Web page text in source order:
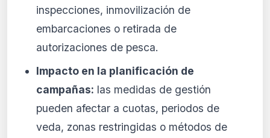
inspecciones, inmovilización de
embarcaciones o retirada de
autorizaciones de pesca.
Impacto en la planificación de
campañas: las medidas de gestión
pueden afectar a cuotas, periodos de
veda, zonas restringidas o métodos de